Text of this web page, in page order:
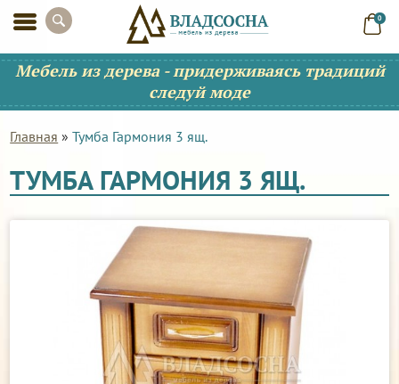
0
Мебель из дерева - придерживаясь традиций
следуй моде
Главная »Тумба Гармония 3 ящ.
ТУМБА ГАРМОНИЯ 3 ЯЩ.